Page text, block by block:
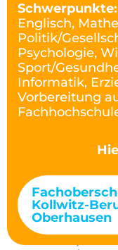
Schwerpunkte:
Englisch,
Politik/
Psychologie,
Sport/
Informatik,
Vorbereitung
Kollwitz-
Oberhausen